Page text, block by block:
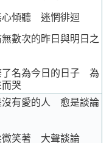
心傾聽 迷惘徘迴
數次的昨日與明日之
了名為今日的日子 為
而哭
沒有愛的人 愈是談論
微笑著 大聲談論